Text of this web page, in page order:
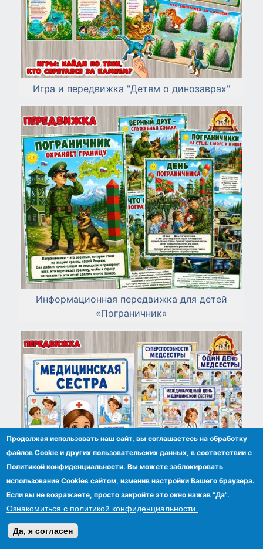
Игра и передвижка "Детям о динозаврах"
Информационная передвижка для детей
«Пограничник»
Информационная передвижка для детей о
профессии «Медицинская сестра»
Продолжая использовать наш сайт, вы соглашаетесь на обработку
файлов Сookie и других пользовательских данных, в соответствии с
Политикой конфиденциальности. Вы можете заблокировать
использование Cookies сайтом, изменив настройки Вашего браузера.
Если вы не возражаете, просто закройте это окно нажав "Да".
Ознакомиться с политикой конфиденциальности.
Да, я согласен